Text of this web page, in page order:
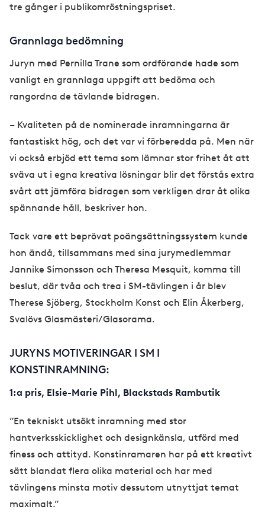
tre gånger i publikomröstningspriset.
Grannlaga bedömning
Juryn med Pernilla Trane som ordförande hade som
vanligt en grannlaga uppgift att bedöma och
rangordna de tävlande bidragen.
– Kvaliteten på de nominerade inramningarna är
fantastiskt hög, och det var vi förberedda på. Men när
vi också erbjöd ett tema som lämnar stor frihet åt att
sväva ut i egna kreativa lösningar blir det förstås extra
svårt att jämföra bidragen som verkligen drar åt olika
spännande håll, beskriver hon.
Tack vare ett beprövat poängsättningssystem kunde
hon ändå, tillsammans med sina jurymedlemmar
Jannike Simonsson och Theresa Mesquit, komma till
beslut, där tvåa och trea i SM-tävlingen i år blev
Therese Sjöberg, Stockholm Konst och Elin Åkerberg,
Svalövs Glasmästeri/Glasorama.
JURYNS MOTIVERINGAR I SM I
KONSTINRAMNING:
1:a pris, Elsie-Marie Pihl, Blackstads Rambutik
”En tekniskt utsökt inramning med stor
hantverksskicklighet och designkänsla, utförd med
finess och attityd. Konstinramaren har på ett kreativt
sätt blandat flera olika material och har med
tävlingens minsta motiv dessutom utnyttjat temat
maximalt.”